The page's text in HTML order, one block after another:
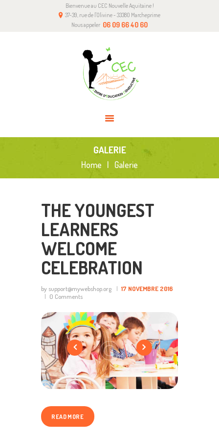
Bienvenue au CEC Nouvelle Aquitaine !
37-39, rue de l'Olivine - 33380 Marcheprime
Nous appeler 06 09 66 40 60
GALERIE
Home Galerie
A PROPOS DE NOUS
L’ÉDUCATION CONDUCTIVE
COMMENT NOUS AIDER
THE YOUNGEST
LEARNERS
WELCOME
CELEBRATION
by support@mywebshop.org
17 NOVEMBRE 2016
0 Comments
READ MORE